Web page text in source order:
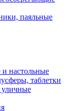
паяльные
настольные
таблетки
уличные